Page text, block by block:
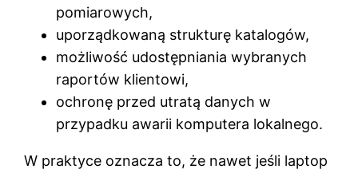
pomiarowych,
uporządkowaną strukturę katalogów,
możliwość udostępniania wybranych
raportów klientowi,
ochronę przed utratą danych w
przypadku awarii komputera lokalnego.
W praktyce oznacza to, że nawet jeśli laptop